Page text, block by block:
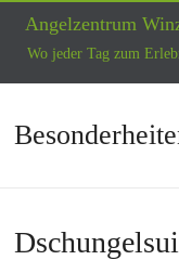
content
Angelzentrum
Wo jeder Tag zum